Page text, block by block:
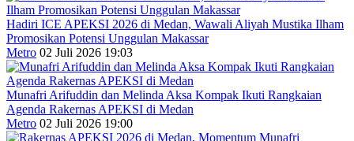
Hadiri ICE APEKSI 2026 di Medan, Wawali Aliyah Mustika Ilham
Promosikan Potensi Unggulan Makassar
Metro 02 Juli 2026 19:03
Munafri Arifuddin dan Melinda Aksa Kompak Ikuti Rangkaian
Agenda Rakernas APEKSI di Medan
Metro 02 Juli 2026 19:00